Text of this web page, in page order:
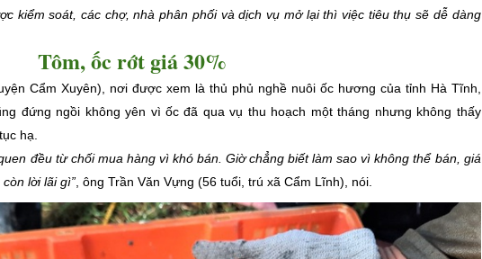
kiểm soát, các chợ, nhà phân phối và dịch vụ mở lại thì việc tiêu thụ sẽ dễ dàng
Tôm, ốc rớt giá 30%
Cẩm Xuyên), nơi được xem là thủ phủ nghề nuôi ốc hương của tỉnh Hà Tĩnh,
đứng ngồi không yên vì ốc đã qua vụ thu hoạch một tháng nhưng không thấy
hạ.
đều từ chối mua hàng vì khó bán. Giờ chẳng biết làm sao vì không thể bán, giá
lời lãi gì” , ông Trần Văn Vựng (56 tuổi, trú xã Cẩm Lĩnh), nói.